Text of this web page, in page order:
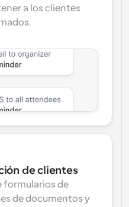
a los clientes
de clientes
formularios de
de documentos y